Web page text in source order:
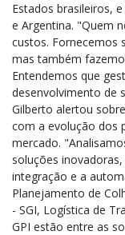
Estados brasileiros,
e Argentina. "Quem
custos. Fornecemos
mas também
Entendemos que
desenvolvimento de
Gilberto alertou
com a evolução dos
mercado.
soluções
integração e a
Planejamento de
- SGI, Logística de
GPI estão entre as